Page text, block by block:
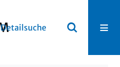
Detailsuche